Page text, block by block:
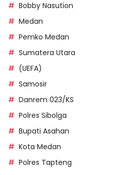
Bobby Nasution
Medan
Pemko Medan
Sumatera Utara
(UEFA)
Samosir
Danrem 023/KS
Polres Sibolga
Bupati Asahan
Kota Medan
Polres Tapteng